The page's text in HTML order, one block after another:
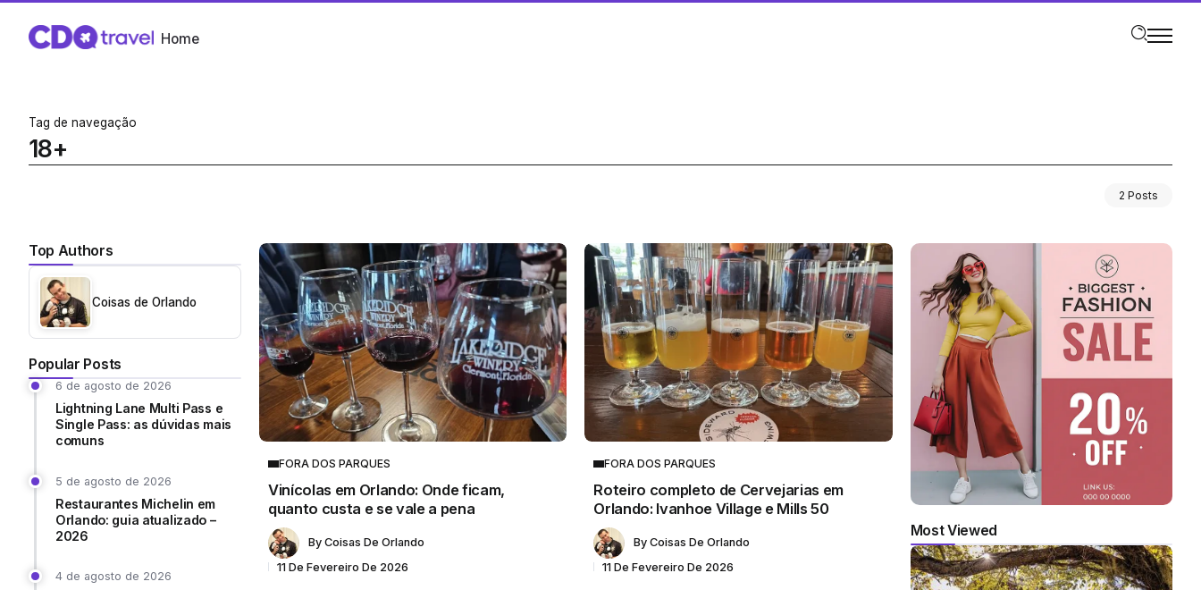
Home
Tag de navegação
18+
2 Posts
Top Authors
Coisas de Orlando
Popular Posts
6 de agosto de 2026
Lightning Lane Multi Pass e
Single Pass: as dúvidas mais
comuns
5 de agosto de 2026
Restaurantes Michelin em
Orlando: guia atualizado –
2026
4 de agosto de 2026
FORA DOS PARQUES
Vinícolas em Orlando: Onde ficam,
quanto custa e se vale a pena
By Coisas De Orlando
11 De Fevereiro De 2026
FORA DOS PARQUES
Roteiro completo de Cervejarias em
Orlando: Ivanhoe Village e Mills 50
By Coisas De Orlando
11 De Fevereiro De 2026
Most Viewed